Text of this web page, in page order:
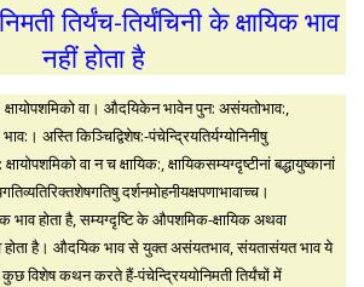
तिर्यंच-तिर्यंचिनी के क्षायिक भाव
नहीं होता है
वा। औदयिकेन भावेन पुन: असंयतोभाव:,
अस्ति किञ्चिद्विशेष:-पंचेन्द्रियतिर्यग्योनिनीषु
वा न च क्षायिक:, क्षायिकसम्यग्दृष्टीनां बद्धायुष्कानां
दर्शनमोहनीयक्षपणाभावाच्च।
भाव होता है, सम्यग्दृष्टि के औपशमिक-क्षायिक अथवा
होता है। औदयिक भाव से युक्त असंयतभाव, संयतासंयत भाव ये
कुछ विशेष कथन करते हैं-पंचेन्द्रिययोनिमती तिर्यंचों में